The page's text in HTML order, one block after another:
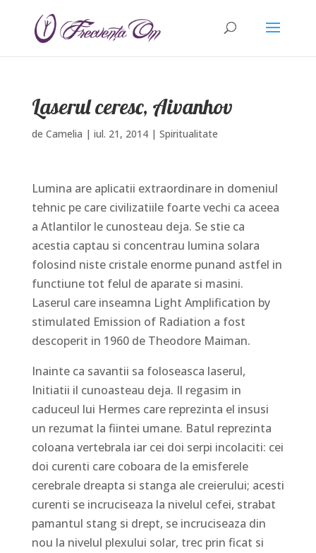
Laserul ceresc, Aivanhov
de Camelia | iul. 21, 2014| Spiritualitate
Lumina are aplicatii extraordinare in domeniul
tehnic pe care civilizatiile foarte vechi ca aceea
a Atlantilor le cunosteau deja. Se stie ca
acestia captau si concentrau lumina solara
folosind niste cristale enorme punand astfel in
functiune tot felul de aparate si masini.
Laserul care inseamna Light Amplification by
stimulated Emission of Radiation a fost
descoperit in 1960 de Theodore Maiman.
Inainte ca savantii sa foloseasca laserul,
Initiatii il cunoasteau deja. Il regasim in
caduceul lui Hermes care reprezinta el insusi
un rezumat la fiintei umane. Batul reprezinta
coloana vertebrala iar cei doi serpi incolaciti: cei
doi curenti care coboara de la emisferele
cerebrale dreapta si stanga ale creierului; acesti
curenti se incruciseaza la nivelul cefei, strabat
pamantul stang si drept, se incruciseaza din
nou la nivelul plexului solar, trec prin ficat si